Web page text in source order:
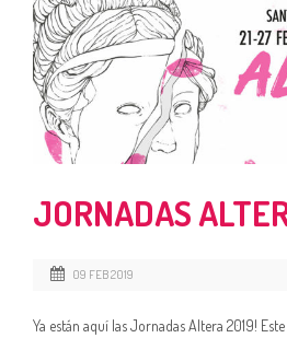
JORNADAS
09 FEB 2019
Ya están aquí las Jornadas Altera 2019!